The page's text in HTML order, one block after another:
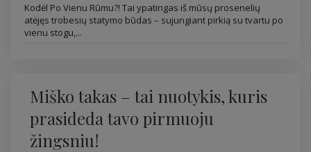
Kodėl Po Vienu Rūmu?! Tai ypatingas iš mūsų prosenelių
atėjęs trobesių statymo būdas – sujungiant pirkią su tvartu po
vienu stogu,...
Miško takas – tai nuotykis, kuris
prasideda tavo pirmuoju
žingsniu!